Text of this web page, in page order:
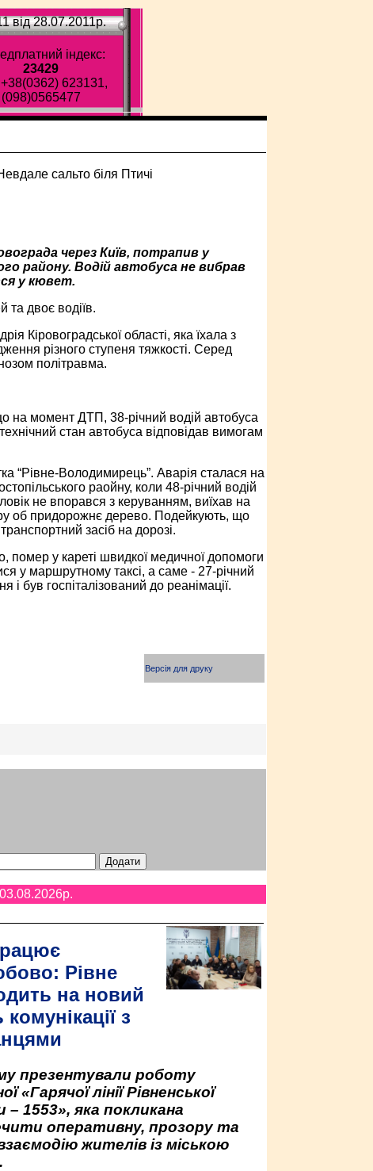
від 28.07.2011p.
індекс:
23429
623131,
(098)0565477
через Київ, потрапив у
району. Водій автобуса не вибрав
у кювет.
та двоє водіїв.
Кіровоградської області, яка їхала з
різного ступеня тяжкості. Серед
політравма.
на момент ДТП, 38-річний водій автобуса
стан автобуса відповідав вимогам
“Рівне-Володимирець”. Аварія сталася на
раойну, коли 48-річний водій
не впорався з керуванням, виїхав на
об придорожнє дерево. Подейкують, що
засіб на дорозі.
помер у кареті швидкої медичної допомоги
у маршрутному таксі, а саме - 27-річний
був госпіталізований до реанімації.
Версія для друку
Рівне
на новий
комунікації з
презентували роботу
«Гарячої лінії Рівненської
– 1553», яка покликана
оперативну, прозору та
жителів із міською